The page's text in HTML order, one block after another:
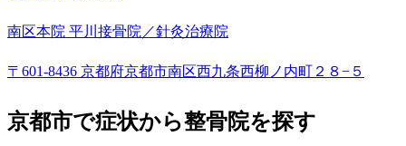
南区本院 平川接骨院／針灸治療院
〒601-8436 京都府京都市南区西九条西柳ノ内町２８−５
京都市で症状から整骨院を探す